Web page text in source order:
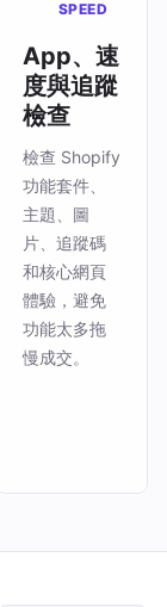
SPEED
App、速
度與追蹤
檢查
檢查 Shopify
功能套件、
主題、圖
片、追蹤碼
和核心網頁
體驗，避免
功能太多拖
慢成交。